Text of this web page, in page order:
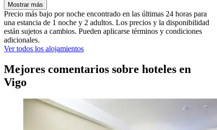
Mostrar más
Precio más bajo por noche encontrado en las últimas 24 horas para
una estancia de 1 noche y 2 adultos. Los precios y la disponibilidad
están sujetos a cambios. Pueden aplicarse términos y condiciones
adicionales.
Ver todos los alojamientos
Mejores comentarios sobre hoteles en
Vigo